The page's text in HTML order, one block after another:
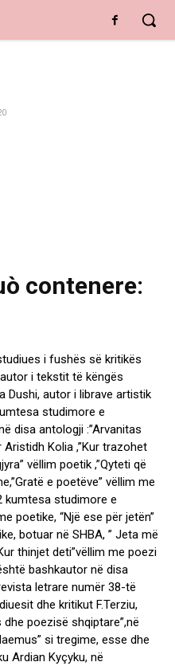
i fushës së kritikës
i tekstit të këngës
Dushi, autor i librave artistik
studimore e
disa antologji :”Arvanitas
Kolia ,”Kur trazohet
vëllim poetik ,”Qyteti që
e poetëve” vëllim me
kumtesa studimore e
poetike, “Një ese për jetën”
botuar në SHBA, ” Jeta më
thinjet deti”vëllim me poezi
bashkautor në disa
letrare numër 38-të
dhe kritikut F.Terziu,
poezisë shqiptare”,në
si tregime, esse dhe
Ardian Kyçyku, në